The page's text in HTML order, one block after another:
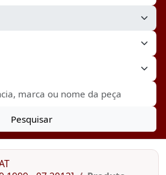
Pesquisar